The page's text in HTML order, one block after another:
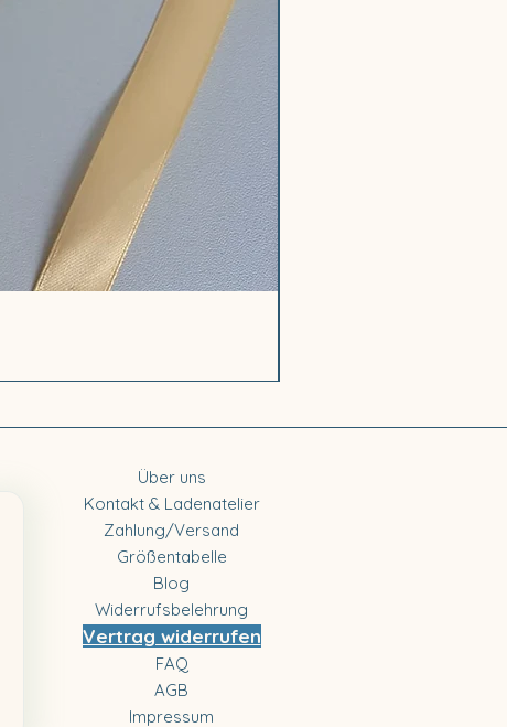
Über uns
Kontakt & Ladenatelier
Zahlung/Versand
Größentabelle
Blog
Widerrufsbelehrung
Vertrag widerrufen
FAQ
AGB
Impressum